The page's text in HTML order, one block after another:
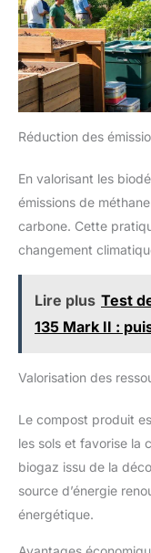
Réduction des
En valorisant les
émissions de
carbone. Cette
changement
Lire plus Test
135 Mark II :
Valorisation des
Le compost produit
les sols et favorise la
biogaz issu de la
source d’énergie
énergétique.